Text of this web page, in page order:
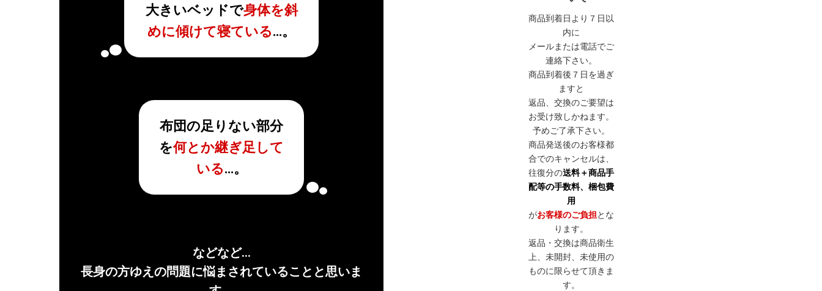
大きいベッドで身体を斜
めに傾けて寝ている…。
布団の足りない部分
を何とか継ぎ足して
いる…。
などなど…
長身の方ゆえの問題に悩まされていることと思いま
商品到着日より７日以
内に
メールまたは電話でご
連絡下さい。
商品到着後７日を過ぎ
ますと
返品、交換のご要望は
お受け致しかねます。
予めご了承下さい。
商品発送後のお客様都
合でのキャンセルは、
往復分の送料＋商品手
配等の手数料、梱包費
用
がお客様のご負担とな
ります。
返品・交換は商品衛生
上、未開封、未使用の
ものに限らせて頂きま
す。